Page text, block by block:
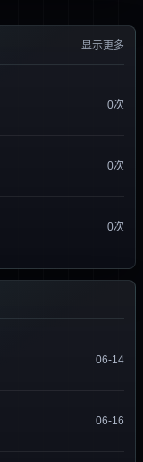
显示更多
0次
0次
0次
06-14
06-16